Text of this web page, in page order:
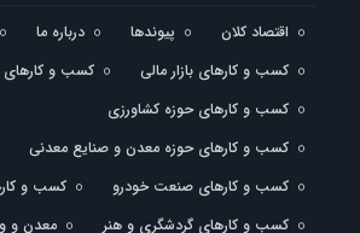
اقتصاد کلان پیوندها درباره ما
کسب و کارهای بازار مالی
کسب و کارهای
کسب و کارهای حوزه کشاورزی
کسب و کارهای حوزه معدن و صنایع معدنی
کسب و کارهای صنعت خودرو
کسب و
کسب و کارهای گردشگری و هنر
معدن و